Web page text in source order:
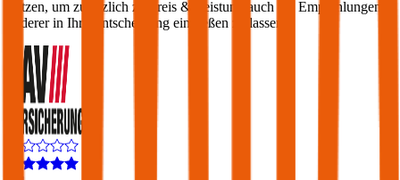
nutzen, um zusätzlich zu Preis & Leistung auch die Empfehlungen
anderer in Ihre Entscheidung einfließen zu lassen: